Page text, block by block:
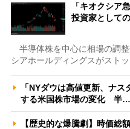
「キオクシア
投資家として
半導体株を中心に相場の調
シアホールディングスがスト
「NYダウは高値更新、ナ
する米国株市場の変化 半…
【歴史的な爆騰劇】時価総